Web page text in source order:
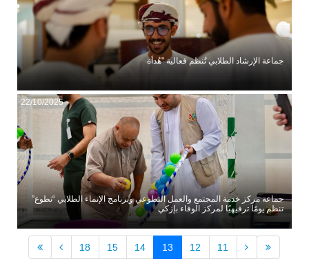
جماعة الإرشاد الطلابي تُنظم فعالية "هُدأة
22/10/2025
جماعة مركز خدمة المجتمع والعمل التطوعي وبرنامج الإنماء الطلابي “تطوع”
تنظم يومًا ترفيهيًا لمركز الوفاء بإزكي
11
12
13
14
15
18